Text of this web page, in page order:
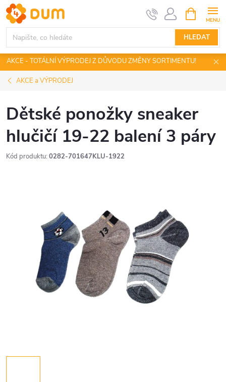
Přejít
na
obsah
HLEDAT
NÁKUPNÍ
KOŠÍK
AKCE - TOTÁLNÍ VÝPRODEJ Z DŮVODU ZMĚNY SORTIMENTU!
AKCE a VÝPRODEJ
Dětské ponožky sneaker
hlučičí 19-22 balení 3 páry
Kód produktu: 0282-701647KLU-1922